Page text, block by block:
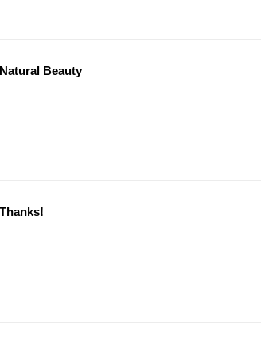
Beauty